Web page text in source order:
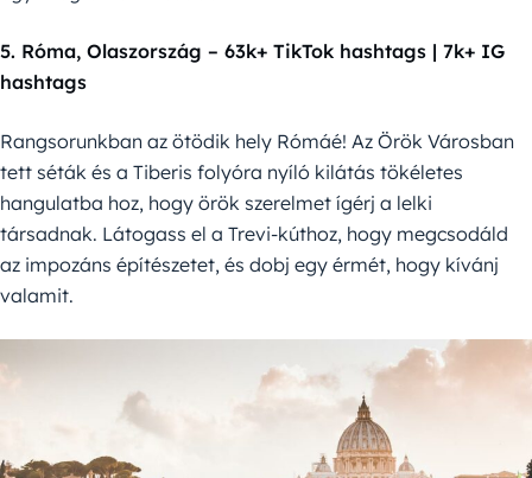
5. Róma, Olaszország – 63k+ TikTok hashtags | 7k+ IG
hashtags
Rangsorunkban az ötödik hely Rómáé! Az Örök Városban
tett séták és a Tiberis folyóra nyíló kilátás tökéletes
hangulatba hoz, hogy örök szerelmet ígérj a lelki
társadnak. Látogass el a Trevi-kúthoz, hogy megcsodáld
az impozáns építészetet, és dobj egy érmét, hogy kívánj
valamit.